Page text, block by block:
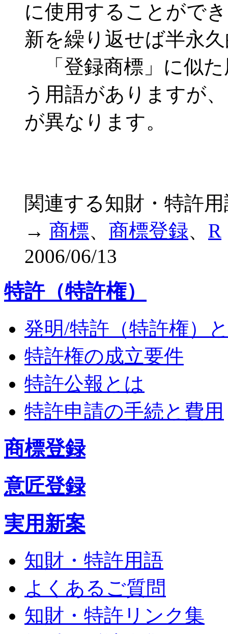
に使用することがで
新を繰り返せば半永
「登録商標」に似た
う用語がありますが
が異なります。
関連する知財・特許
→ 商標、 商標登録、 R
2006/06/13
特許（特許権）
発明/特許（特許権）
特許権の成立要件
特許公報とは
特許申請の手続と費用
商標登録
意匠登録
実用新案
知財・特許用語
よくあるご質問
知財・特許リンク集